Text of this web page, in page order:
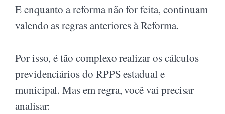
E enquanto a reforma não for feita, continuam
valendo as regras anteriores à Reforma.
Por isso, é tão complexo realizar os cálculos
previdenciários do RPPS estadual e
municipal. Mas em regra, você vai precisar
analisar: